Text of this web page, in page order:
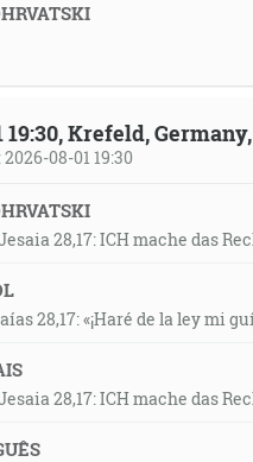
19:30, Krefeld,
08-01 19:30
28,17: ICH mache das
28,17: «¡Haré de la ley mi
28,17: ICH mache das